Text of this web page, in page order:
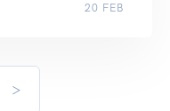
20 FEB
>